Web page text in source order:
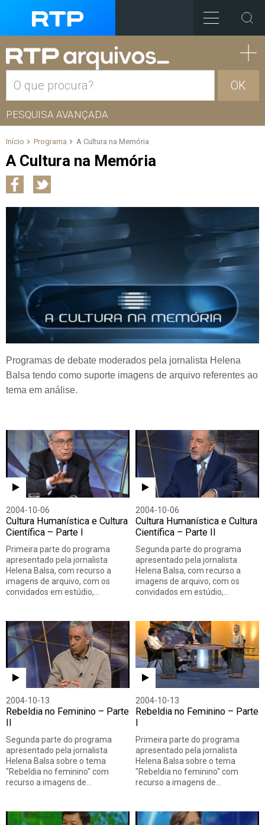
OK
PESQUISA AVANÇADA
Início Programa A Cultura na Memória
A Cultura na Memória
Programas de debate moderados pela jornalista Helena
Balsa tendo como suporte imagens de arquivo referentes ao
tema em análise.
2004-10-06
Cultura Humanística e Cultura
Científica – Parte I
Primeira parte do programa
apresentado pela jornalista
Helena Balsa, com recurso a
imagens de arquivo, com os
convidados em estúdio,…
2004-10-06
Cultura Humanística e Cultura
Científica – Parte II
Segunda parte do programa
apresentado pela jornalista
Helena Balsa, com recurso a
imagens de arquivo, com os
convidados em estúdio,…
2004-10-13
Rebeldia no Feminino – Parte
Segunda parte do programa
apresentado pela jornalista
Helena Balsa sobre o tema
"Rebeldia no feminino" com
recurso a imagens de…
2004-10-13
Rebeldia no Feminino – Parte
Primeira parte do programa
apresentado pela jornalista
Helena Balsa sobre o tema
"Rebeldia no feminino" com
recurso a imagens de…